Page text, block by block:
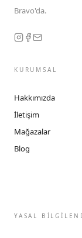
Bravo'da.
KURUMSAL
Hakkımızda
İletişim
Mağazalar
Blog
YASAL